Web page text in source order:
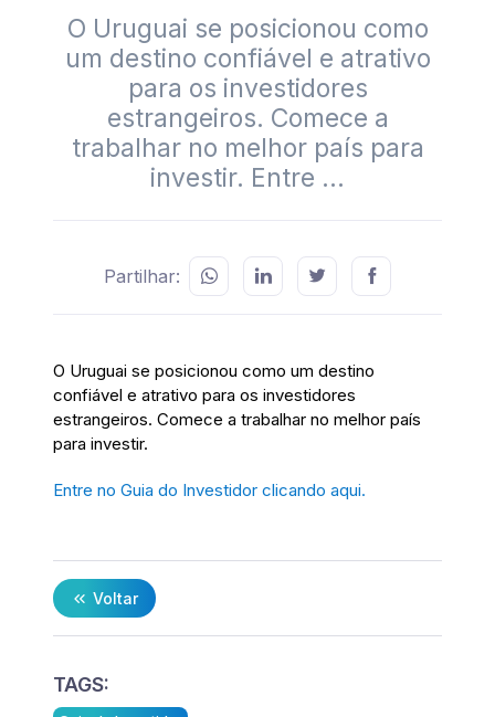
O Uruguai se posicionou como
um destino confiável e atrativo
para os investidores
estrangeiros. Comece a
trabalhar no melhor país para
investir. Entre ...
Partilhar:
O Uruguai se posicionou como um destino
confiável e atrativo para os investidores
estrangeiros. Comece a trabalhar no melhor país
para investir.
Entre no Guia do Investidor clicando aqui.
Voltar
TAGS: